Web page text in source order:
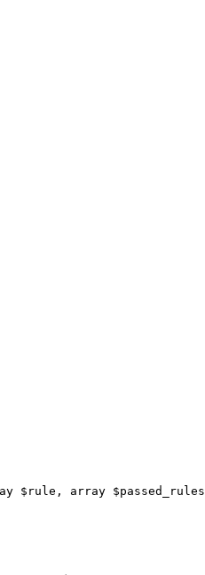
$ rule , array $passed_rules